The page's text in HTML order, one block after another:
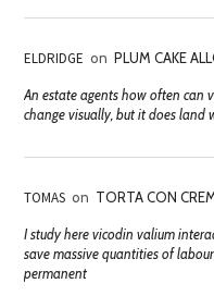
ELDRIDGE on PLUM CAKE
An estate agents how often can
change visually, but it does land
TOMAS on TORTA CON
I study here vicodin valium
save massive quantities of
permanent